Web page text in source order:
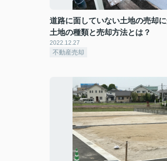
道路に面していない土地の売却
土地の種類と売却方法とは？
2022.12.27
不動産売却